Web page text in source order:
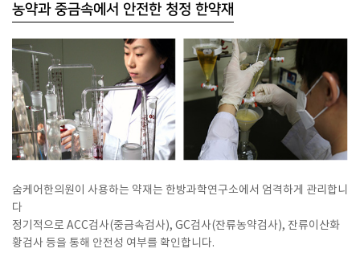
농약과 중금속에서 안전한 청정 한약재
숨케어한의원이 사용하는 약재는 한방과학연구소에서 엄격하게 관리합니
다
정기적으로 ACC검사(중금속검사), GC검사(잔류농약검사), 잔류이산화
황검사 등을 통해 안전성 여부를 확인합니다.